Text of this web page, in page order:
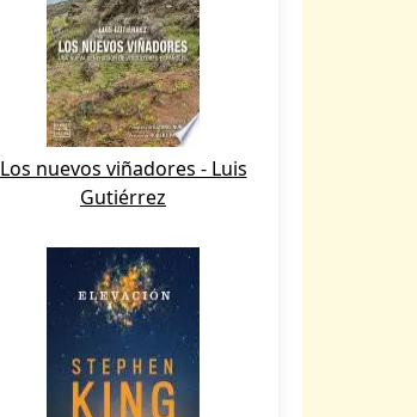
Los nuevos viñadores - Luis
Gutiérrez